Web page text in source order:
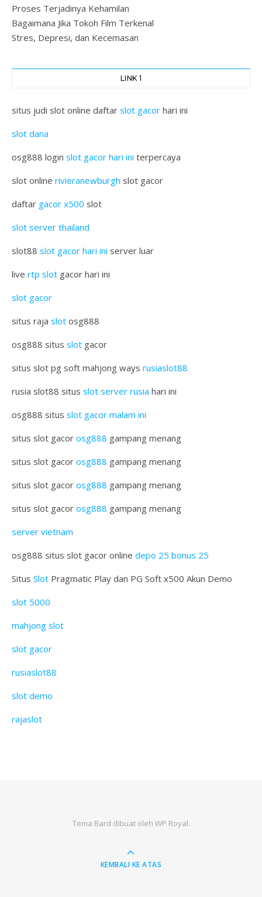
Proses Terjadinya Kehamilan
Bagaimana Jika Tokoh Film Terkenal
Stres, Depresi, dan Kecemasan
LINK 1
situs judi slot online daftar slot gacor hari ini
slot dana
osg888 login slot gacor hari ini terpercaya
slot online rivieranewburgh slot gacor
daftar gacor x500 slot
slot server thailand
slot88 slot gacor hari ini server luar
live rtp slot gacor hari ini
slot gacor
situs raja slot osg888
osg888 situs slot gacor
situs slot pg soft mahjong ways rusiaslot88
rusia slot88 situs slot server rusia hari ini
osg888 situs slot gacor malam ini
situs slot gacor osg888 gampang menang
situs slot gacor osg888 gampang menang
situs slot gacor osg888 gampang menang
situs slot gacor osg888 gampang menang
server vietnam
osg888 situs slot gacor online depo 25 bonus 25
Situs Slot Pragmatic Play dan PG Soft x500 Akun Demo
slot 5000
mahjong slot
slot gacor
rusiaslot88
slot demo
rajaslot
Tema Bard dibuat oleh WP Royal.
KEMBALI KE ATAS